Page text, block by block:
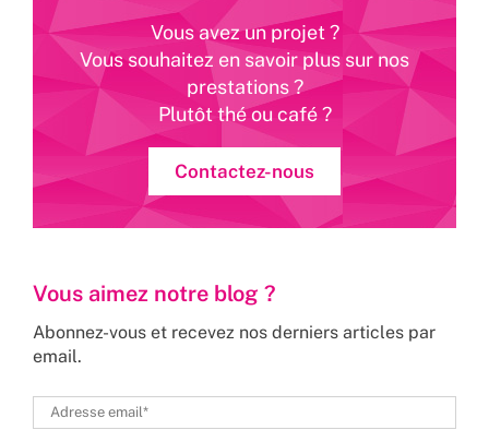
Vous avez un projet ?
Vous souhaitez en savoir plus sur nos
prestations ?
Plutôt thé ou café ?
Contactez-nous
Vous aimez notre blog ?
Abonnez-vous et recevez nos derniers articles par
email.